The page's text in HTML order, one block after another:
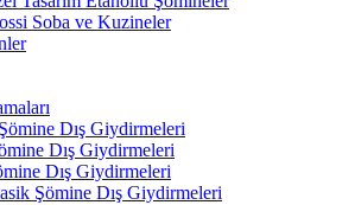
Soba ve Kuzineler
Dış Giydirmeleri
Dış Giydirmeleri
Dış Giydirmeleri
Şömine Dış Giydirmeleri